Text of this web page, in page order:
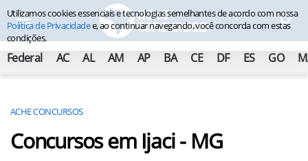
Federal AC AL AM AP BA CE DF ES GO
ACHE CONCURSOS
Concursos em Ijaci - MG
Utilizamos cookies essenciais e tecnologias semelhantes de acordo com nossa
Política de Privacidadee, ao continuar navegando, você concorda com estas
condições.